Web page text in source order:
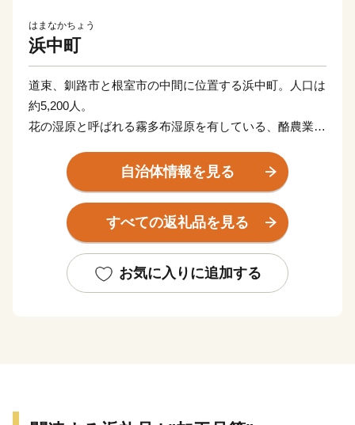
はまなかちょう
浜中町
道束、釧路市と根室市の中間に位置する浜中町。人口は
約5,200人。
花の湿原と呼ばれる霧多布湿原を有している、酪農業と
酪農業では、ハーゲンダッツの原料にも選ばれた高品質
な生乳を生産しており、そのこだわりは、良い牧草を作
るための土壌分析から始まっています。高品質な生乳で
作られたチーズは、贅沢でありながら、どこか浜中の自
漁業では、湿原から流れ出したミネラルで良質な昆布が
生育することから、昆布漁が盛ん。また、良質な昆布を
自治体情報を見る
すべての返礼品を見る
お気に入りに追加する